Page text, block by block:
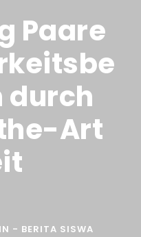
Paare
durch
Art
- BERITA SISWA